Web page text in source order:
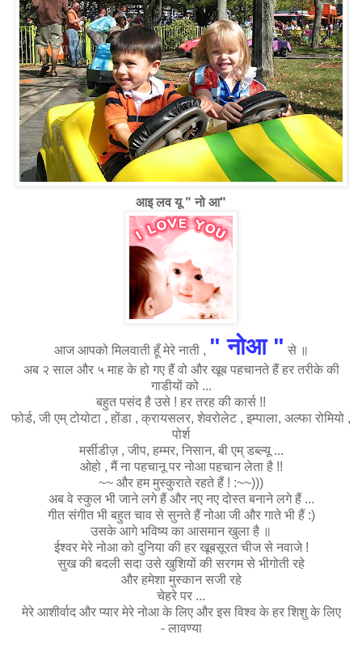
आइलव यू " नो आ"
आज आपको मिलवाती हूँ मेरे नाती , " नोआ " से ॥
अब २ साल और ५ माह के हो गए हैं वो और खूब पहचानते हैं हर तरीके की
गाडीयों को ...
बहुत पसंद है उसे ! हर तरह की कार्स !!
फोर्ड, जी एम् टोयोटा , होंडा , क्रायसलर, शेवरोलेट , इम्पाला, अल्फा रोमियो ,
पोर्श
मर्सीडीज़ , जीप, हम्मर, निसान, बी एम् डब्ल्यू ...
ओहो , मैं ना पहचानू पर नोआ पहचान लेता है !!
~~ और हम मुस्कुराते रहते हैं ! :~~)))
अब वे स्कुल भी जाने लगे हैं और नए नए दोस्त बनाने लगे हैं ...
गीत संगीत भी बहुत चाव से सुनते हैं नोआ जी और गाते भी हैं :)
उसके आगे भविष्य का आसमान खुला है ॥
ईश्वर मेरे नोआ को दुनिया की हर खूबसूरत चीज से नवाजे !
सुख की बदली सदा उसे खुशियों की सरगम से भीगोती रहे
और हमेशा मुस्कान सजी रहे
चेहरे पर ...
मेरे आशीर्वाद और प्यार मेरे नोआ के लिए और इस विश्व के हर शिशु के लिए
- लावण्या